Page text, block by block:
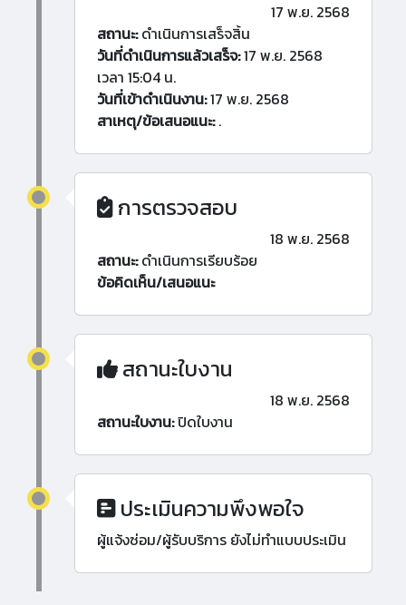
17 พ.ย. 2568
สถานะ:ดำเนินการเสร็จสิ้น
วันที่ดำเนินการแล้วเสร็จ:17 พ.ย. 2568
เวลา 15:04 น.
วันที่เข้าดำเนินงาน:17 พ.ย. 2568
สาเหตุ/ข้อเสนอแนะ:.
การตรวจสอบ
18 พ.ย. 2568
สถานะ:ดำเนินการเรียบร้อย
ข้อคิดเห็น/เสนอแนะ
สถานะใบงาน
18 พ.ย. 2568
สถานะใบงาน:ปิดใบงาน
ประเมินความพึงพอใจ
ผู้แจ้งซ่อม/ผู้รับบริการ ยังไม่ทำแบบประเมิน